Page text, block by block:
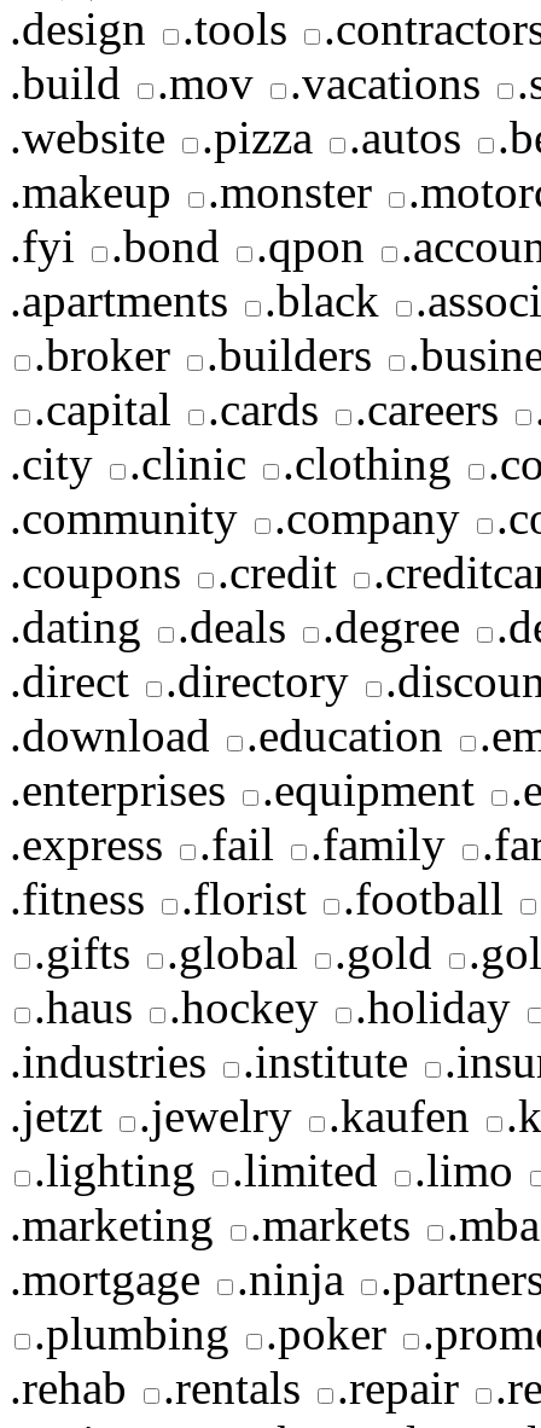
.design
.tools
.build
.mov .vacations
.website
.pizza .autos
.makeup
.monster
.fyi
.bond .qpon
.apartments
.black
.broker
.builders
.capital
.cards .careers
.city
.clinic .clothing
.community
.company
.coupons
.credit
.dating
.deals .degree
.direct
.directory
.download
.education
.enterprises
.equipment
.express
.fail .family
.fitness
.florist .football
.gifts
.global .gold
.haus
.hockey
.holiday
.industries
.institute
.jetzt
.jewelry .kaufen
.lighting
.limited
.limo
.marketing
.markets
.mba
.mortgage
.ninja
.plumbing
.poker
.rehab
.rentals .repair